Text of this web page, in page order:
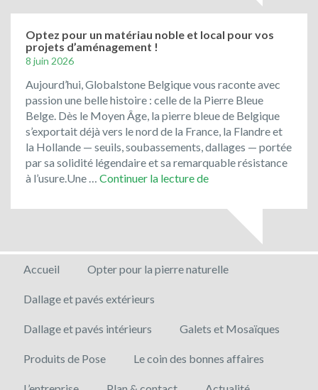
Optez pour un matériau noble et local pour vos
projets d’aménagement !
8 juin 2026
Aujourd’hui, Globalstone Belgique vous raconte avec
passion une belle histoire : celle de la Pierre Bleue
Belge. Dès le Moyen Âge, la pierre bleue de Belgique
s’exportait déjà vers le nord de la France, la Flandre et
la Hollande — seuils, soubassements, dallages — portée
par sa solidité légendaire et sa remarquable résistance
à l’usure.Une … Continuer la lecture deOptez
un
matériau
et
local
d’aménagement
Accueil Opter pour la pierre naturelle
Dallage et pavés extérieurs
Dallage et pavés intérieurs Galets et Mosaïques
Produits de Pose Le coin des bonnes affaires